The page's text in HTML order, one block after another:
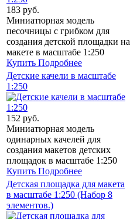
183 руб.
Миниатюрная модель
песочницы с грибком для
создания детской площадки на
макете в масштабе 1:250
Купить Подробнее
Детские качели в масштабе
1:250
152 руб.
Миниатюрная модель
одинарных качелей для
создания макетов детских
площадок в масштабе 1:250
Купить Подробнее
Детская площадка для макета
в масштабе 1:250 (Набор 8
элементов.)